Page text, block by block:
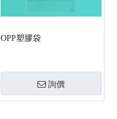
OPP塑膠袋
詢價